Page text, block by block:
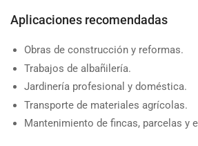
Aplicaciones recomendadas
Obras de construcción y reformas.
Trabajos de albañilería.
Jardinería profesional y doméstica.
Transporte de materiales agrícolas.
Mantenimiento de fincas, parcelas y